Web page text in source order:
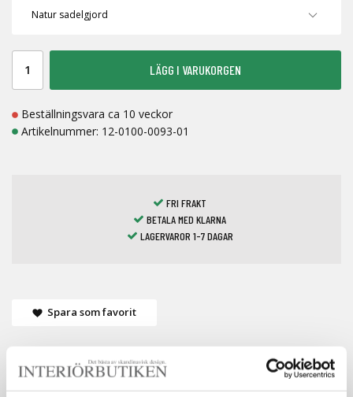
LÄGG I VARUKORGEN
Beställningsvara ca 10 veckor
Artikelnummer: 12-0100-0093-01
FRI FRAKT
BETALA MED KLARNA
LAGERVAROR 1-7 DAGAR
Spara som favorit